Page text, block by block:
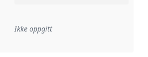
Referanse til en implementasjonsregel
Ikke oppgitt